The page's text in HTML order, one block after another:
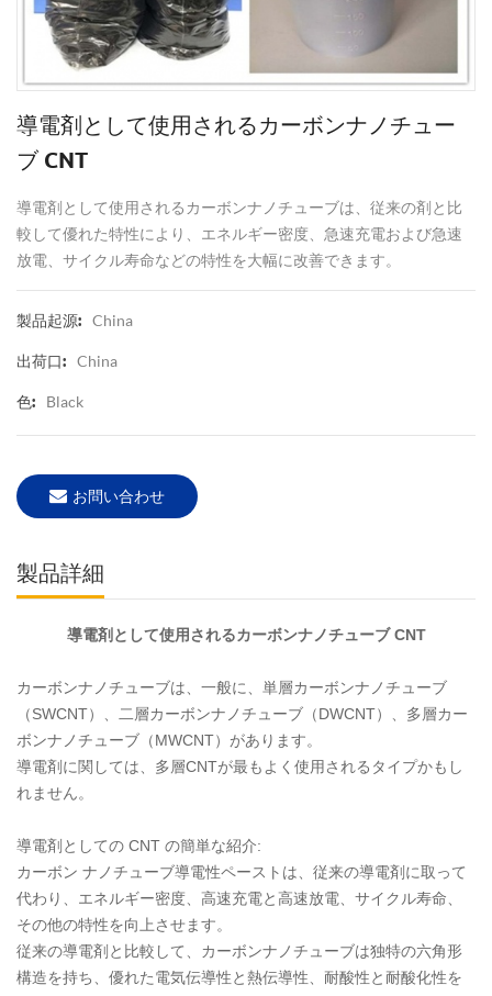
導電剤として使用されるカーボンナノチュー
ブ CNT
導電剤として使用されるカーボンナノチューブは、従来の剤と比
較して優れた特性により、エネルギー密度、急速充電および急速
放電、サイクル寿命などの特性を大幅に改善できます。
製品起源: China
出荷口: China
色: Black
お問い合わせ
製品詳細
導電剤として使用されるカーボンナノチューブ CNT
カーボンナノチューブは、一般に、単層カーボンナノチューブ
（SWCNT）、二層カーボンナノチューブ（DWCNT）、多層カー
ボンナノチューブ（MWCNT）があります。
導電剤に関しては、多層CNTが最もよく使用されるタイプかもし
れません。
導電剤としての CNT の簡単な紹介:
カーボン ナノチューブ導電性ペーストは、従来の導電剤に取って
代わり、エネルギー密度、高速充電と高速放電、サイクル寿命、
その他の特性を向上させます。
従来の導電剤と比較して、カーボンナノチューブは独特の六角形
構造を持ち、優れた電気伝導性と熱伝導性、耐酸性と耐酸化性を